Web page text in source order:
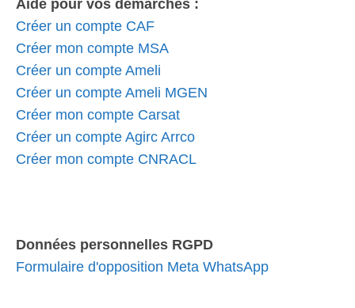
Aide pour vos démarches :
Créer un compte CAF
Créer mon compte MSA
Créer un compte Ameli
Créer un compte Ameli MGEN
Créer mon compte Carsat
Créer un compte Agirc Arrco
Créer mon compte CNRACL
Données personnelles RGPD
Formulaire d'opposition Meta WhatsApp